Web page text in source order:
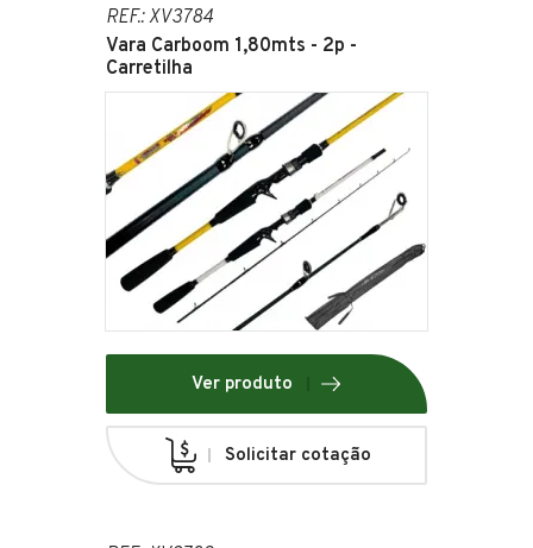
REF.: XV3784
Vara Carboom 1,80mts - 2p -
Carretilha
Ver produto
Solicitar cotação